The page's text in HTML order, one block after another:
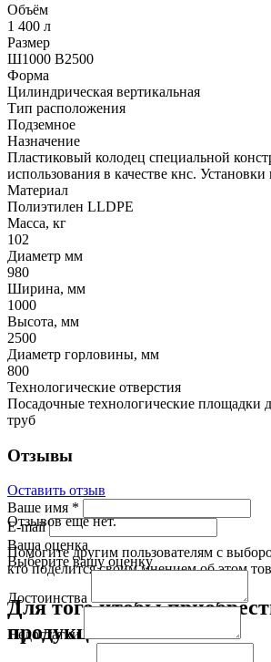
Объём
1 400 л
Размер
Ш1000 В2500
Форма
Цилиндрическая вертикальная
Тип расположения
Подземное
Назначение
Пластиковый колодец специальной
использования в качестве кнс.
Материал
Полиэтилен LLDPE
Масса, кг
102
Диаметр мм
980
Ширина, мм
1000
Высота, мм
2500
Диаметр горловины, мм
800
Технологические отверстия
Посадочные технологические площадки
труб
Отзывы
Оставить отзыв
Ваше имя *
E-mail
Ваша оценка
Выберите вашу оценку
Достоинства
Недостатки
Отзывов еще нет.
Помогите другим пользователям с
кто поделится своим мнением об этом
Для того чтобы
продукцию: